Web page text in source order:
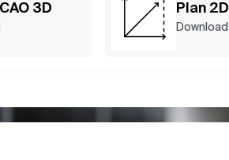
3D Plan 2D
Download